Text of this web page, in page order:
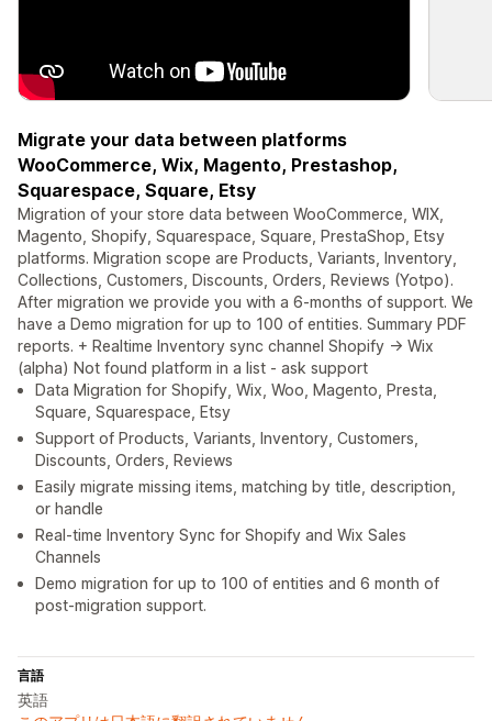
Migrate your data between platforms
WooCommerce, Wix, Magento, Prestashop,
Squarespace, Square, Etsy
Migration of your store data between WooCommerce, WIX,
Magento, Shopify, Squarespace, Square, PrestaShop, Etsy
platforms. Migration scope are Products, Variants, Inventory,
Collections, Customers, Discounts, Orders, Reviews (Yotpo).
After migration we provide you with a 6-months of support. We
have a Demo migration for up to 100 of entities. Summary PDF
reports. + Realtime Inventory sync channel Shopify -> Wix
(alpha) Not found platform in a list - ask support
Data Migration for Shopify, Wix, Woo, Magento, Presta,
Square, Squarespace, Etsy
Support of Products, Variants, Inventory, Customers,
Discounts, Orders, Reviews
Easily migrate missing items, matching by title, description,
or handle
Real-time Inventory Sync for Shopify and Wix Sales
Channels
Demo migration for up to 100 of entities and 6 month of
post-migration support.
言語
英語